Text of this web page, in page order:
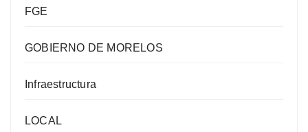
FGE
GOBIERNO DE MORELOS
Infraestructura
LOCAL